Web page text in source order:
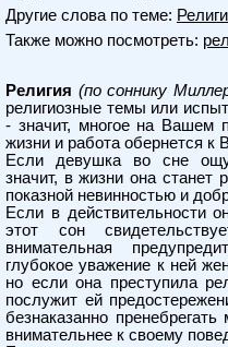
Другие слова по теме:
Также можно посмотреть:
Религия (по соннику
религиозные темы или
- значит, многое на Вашем
жизни и работа обернется к
Если девушка во сне
значит, в жизни она станет
показной невинностью и
Если в действительности
этот сон
внимательная
глубокое уважение к ней
но если она преступила
послужит ей
безнаказанно
внимательнее к своему